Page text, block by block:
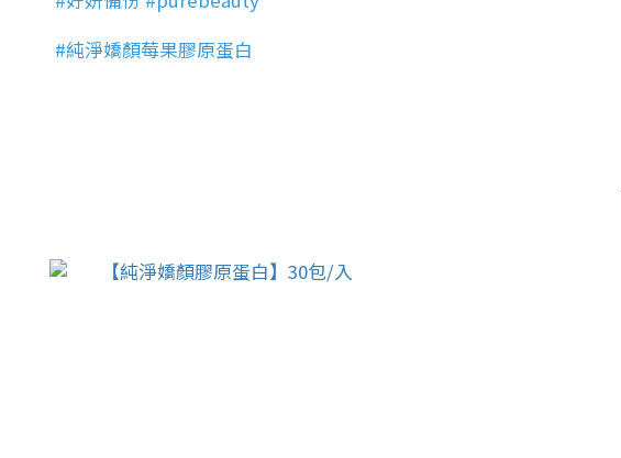
#純淨嬌顏莓果膠原蛋白